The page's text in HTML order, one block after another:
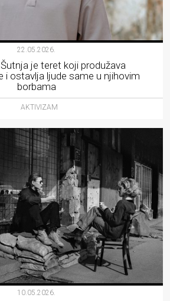
22.05.2026.
je teret koji produžava
i ostavlja ljude same u njihovim
borbama
AKTIVIZAM
10.05.2026.